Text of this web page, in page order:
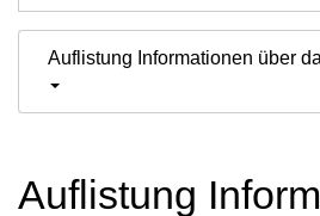
Auflistung Informationen über
Auflistung